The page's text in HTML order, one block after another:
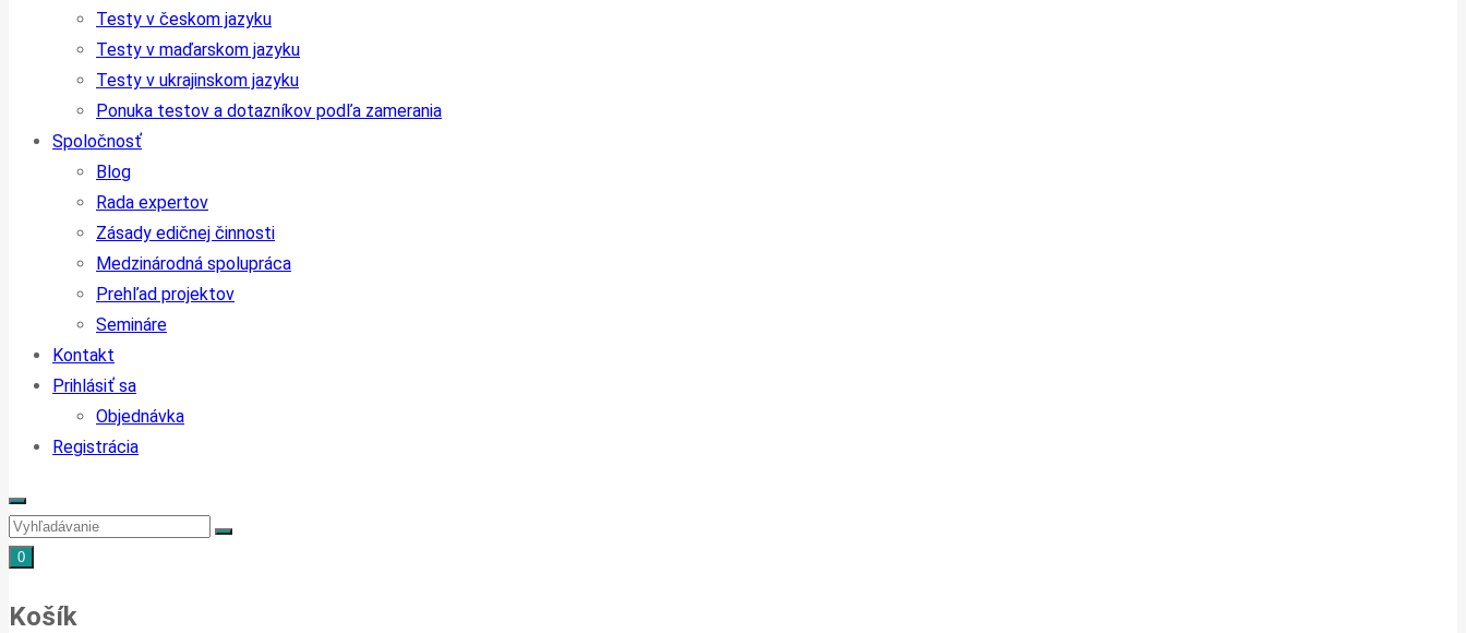
Testy v českom jazyku
Testy v maďarskom jazyku
Testy v ukrajinskom jazyku
Ponuka testov a dotazníkov podľa zamerania
Spoločnosť
Blog
Rada expertov
Zásady edičnej činnosti
Medzinárodná spolupráca
Prehľad projektov
Semináre
Kontakt
Prihlásiť sa
Objednávka
Registrácia
0
Košík